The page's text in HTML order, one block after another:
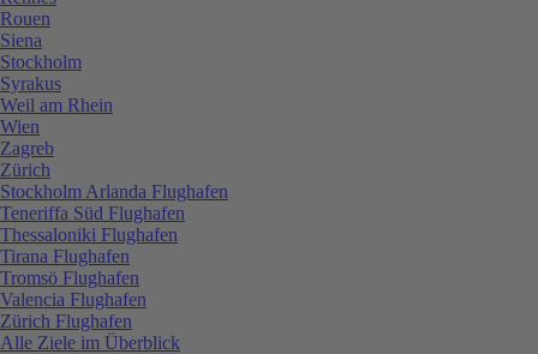
Rouen
Siena
Stockholm
Syrakus
Weil am Rhein
Wien
Zagreb
Zürich
Stockholm Arlanda Flughafen
Teneriffa Süd Flughafen
Thessaloniki Flughafen
Tirana Flughafen
Tromsö Flughafen
Valencia Flughafen
Zürich Flughafen
Alle Ziele im Überblick